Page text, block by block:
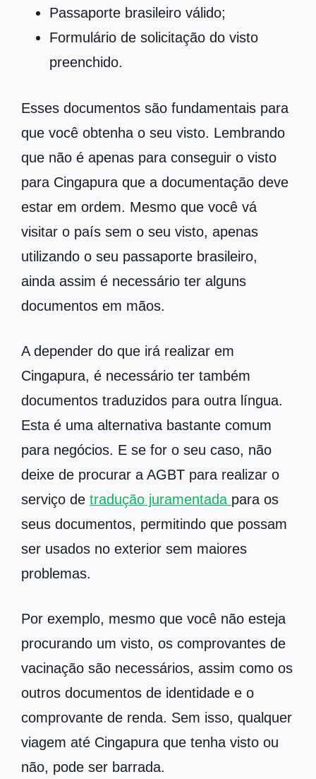
Passaporte brasileiro válido;
Formulário de solicitação do visto
preenchido.
Esses documentos são fundamentais para
que você obtenha o seu visto. Lembrando
que não é apenas para conseguir o visto
para Cingapura que a documentação deve
estar em ordem. Mesmo que você vá
visitar o país sem o seu visto, apenas
utilizando o seu passaporte brasileiro,
ainda assim é necessário ter alguns
documentos em mãos.
A depender do que irá realizar em
Cingapura, é necessário ter também
documentos traduzidos para outra língua.
Esta é uma alternativa bastante comum
para negócios. E se for o seu caso, não
deixe de procurar a AGBT para realizar o
serviço de tradução juramentada para os
seus documentos, permitindo que possam
ser usados no exterior sem maiores
problemas.
Por exemplo, mesmo que você não esteja
procurando um visto, os comprovantes de
vacinação são necessários, assim como os
outros documentos de identidade e o
comprovante de renda. Sem isso, qualquer
viagem até Cingapura que tenha visto ou
não, pode ser barrada.